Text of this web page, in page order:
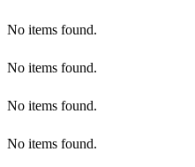
No items found.
No items found.
No items found.
No items found.